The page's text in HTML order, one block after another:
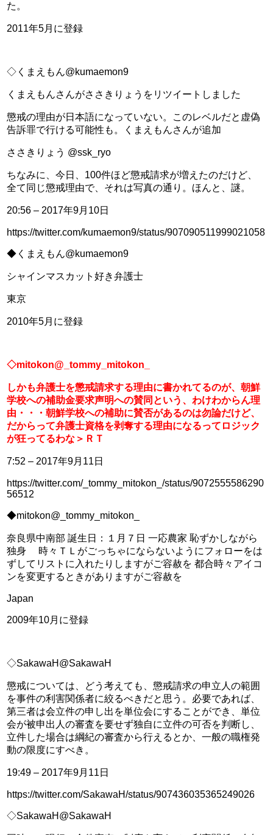
た。
2011年5月に登録
◇くまえもん@kumaemon9
くまえもんさんがささきりょうをリツイートしました
懲戒の理由が日本語になっていない。このレベルだと虚偽
告訴罪で行ける可能性も。くまえもんさんが追加
ささきりょう @ssk_ryo
ちなみに、今日、100件ほど懲戒請求が増えたのだけど、
全て同じ懲戒理由で、それは写真の通り。ほんと、謎。
20:56 – 2017年9月10日
https://twitter.com/kumaemon9/status/907090511999021058
◆くまえもん@kumaemon9
シャインマスカット好き弁護士
東京
2010年5月に登録
◇mitokon@_tommy_mitokon_
しかも弁護士を懲戒請求する理由に書かれてるのが、朝鮮
学校への補助金要求声明への賛同という、わけわからん理
由・・・朝鮮学校への補助に賛否があるのは勿論だけど、
だからって弁護士資格を剥奪する理由になるってロジック
が狂ってるわな＞ＲＴ
7:52 – 2017年9月11日
https://twitter.com/_tommy_mitokon_/status/9072555586290
56512
◆mitokon@_tommy_mitokon_
奈良県中南部 誕生日：１月７日 一応農家 恥ずかしながら
独身　 時々ＴＬがごっちゃにならないようにフォローをは
ずしてリストに入れたりしますがご容赦を 都合時々アイコ
ンを変更するときがありますがご容赦を
Japan
2009年10月に登録
◇SakawaH@SakawaH
懲戒については、どう考えても、懲戒請求の申立人の範囲
を事件の利害関係者に絞るべきだと思う。必要であれば、
第三者は会立件の申し出を単位会にすることができ、単位
会が被申出人の審査を要せず独自に立件の可否を判断し、
立件した場合は綱紀の審査から行えるとか、一般の職権発
動の限度にすべき。
19:49 – 2017年9月11日
https://twitter.com/SakawaH/status/907436035365249026
◇SakawaH@SakawaH